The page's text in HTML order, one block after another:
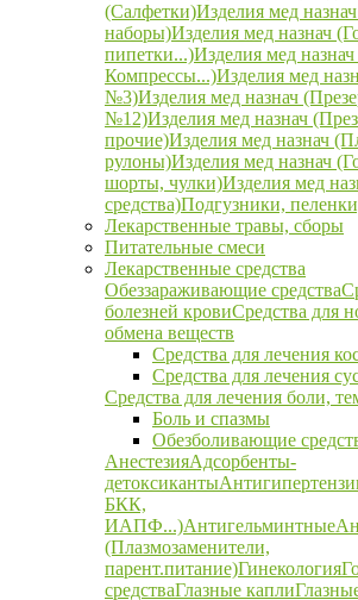
(Салфетки)Изделия мед
наборы)Изделия мед назнач
пипетки...)Изделия мед
Компрессы...)Изделия мед
№3)Изделия мед назнач
№12)Изделия мед назнач
прочие)Изделия мед назнач
рулоны)Изделия мед назнач
шорты, чулки)Изделия мед
средства)Подгузники,
Лекарственные травы, сборы
Питательные смеси
Лекарственные средства
Обеззараживающие средства
болезней кровиСредства для
обмена веществ
Средства для лечения
Средства для лечения
Средства для лечения боли,
Боль и спазмы
Обезболивающие
АнестезияАдсорбенты-
детоксиканты
БКК,
ИАПФ...)Антигельминтные
(Плазмозаменители,
парент.питание)Гинекология
средстваГлазные капли